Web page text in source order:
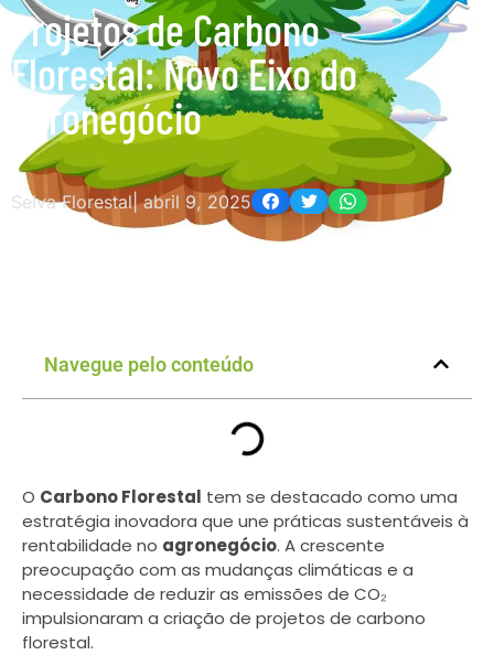
Projetos de Carbono
Florestal: Novo Eixo do
Agronegócio
Selva Florestal| abril 9, 2025
Navegue pelo conteúdo
O Carbono Florestal tem se destacado como uma
estratégia inovadora que une práticas sustentáveis à
rentabilidade no agronegócio. A crescente
preocupação com as mudanças climáticas e a
necessidade de reduzir as emissões de CO₂
impulsionaram a criação de projetos de carbono
florestal.